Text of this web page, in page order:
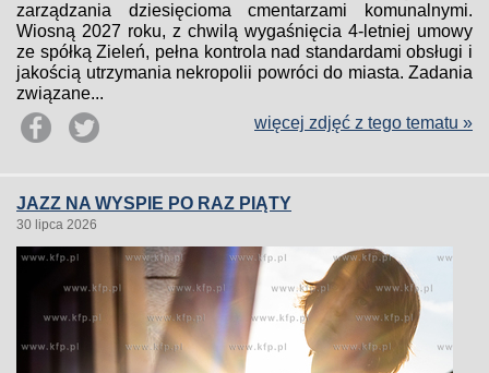
zarządzania dziesięcioma cmentarzami komunalnymi.
Wiosną 2027 roku, z chwilą wygaśnięcia 4-letniej umowy
ze spółką Zieleń, pełna kontrola nad standardami obsługi i
jakością utrzymania nekropolii powróci do miasta. Zadania
związane...
więcej zdjęć z tego tematu »
JAZZ NA WYSPIE PO RAZ PIĄTY
30 lipca 2026